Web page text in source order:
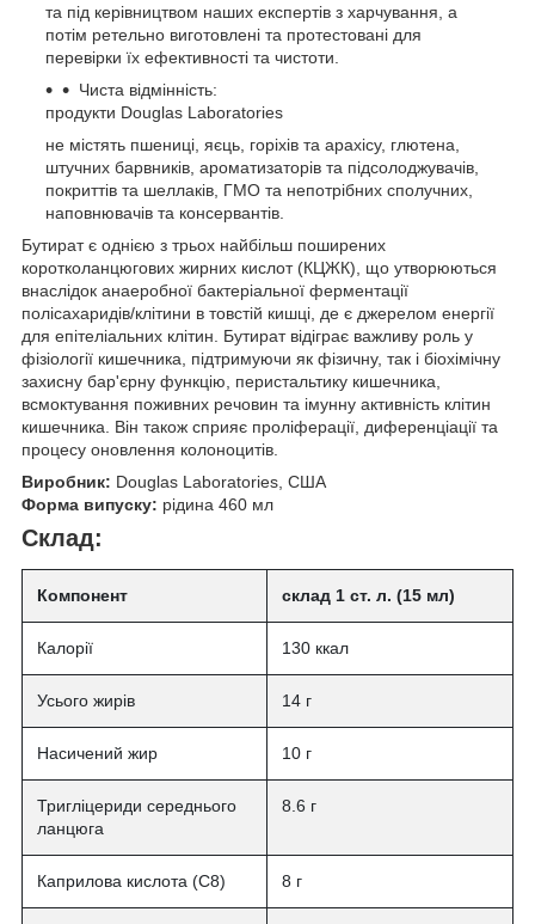
та під керівництвом наших експертів з харчування, а
потім ретельно виготовлені та протестовані для
перевірки їх ефективності та чистоти.
Чиста відмінність:
продукти Douglas Laboratories
не містять пшениці, яєць, горіхів та арахісу, глютена,
штучних барвників, ароматизаторів та підсолоджувачів,
покриттів та шеллаків, ГМО та непотрібних сполучних,
наповнювачів та консервантів.
Бутират є однією з трьох найбільш поширених
коротколанцюгових жирних кислот (КЦЖК), що утворюються
внаслідок анаеробної бактеріальної ферментації
полісахаридів/клітини в товстій кишці, де є джерелом енергії
для епітеліальних клітин. Бутират відіграє важливу роль у
фізіології кишечника, підтримуючи як фізичну, так і біохімічну
захисну бар'єрну функцію, перистальтику кишечника,
всмоктування поживних речовин та імунну активність клітин
кишечника. Він також сприяє проліферації, диференціації та
процесу оновлення колоноцитів.
Виробник: Douglas Laboratories, США
Форма випуску: рідина 460 мл
Склад:
Компонент склад 1 ст. л. (15 мл)
Калорії 130 ккал
Усього жирів 14 г
Насичений жир 10 г
Тригліцериди середнього
ланцюга
8.6 г
Каприлова кислота (C8) 8 г